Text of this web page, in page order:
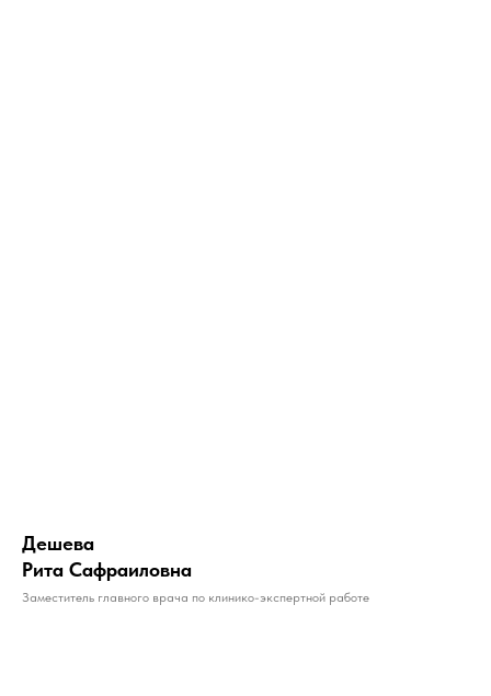
Дешева
Рита Сафраиловна
Заместитель главного врача по клинико-экспертной работе